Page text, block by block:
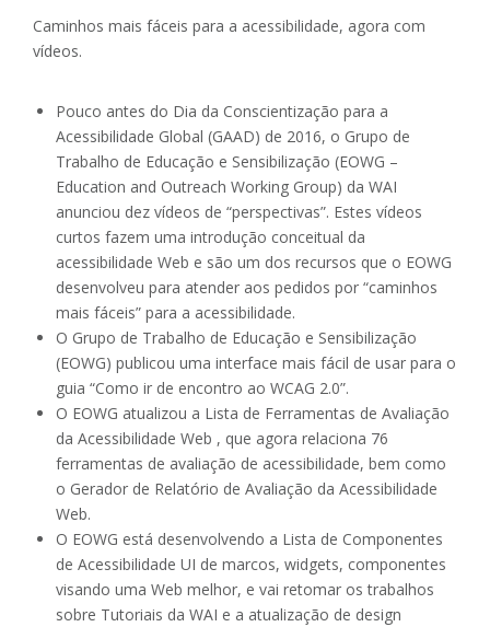
Caminhos mais fáceis para a acessibilidade, agora com
vídeos.
Pouco antes do Dia da Conscientização para a
Acessibilidade Global (GAAD) de 2016, o Grupo de
Trabalho de Educação e Sensibilização (EOWG –
Education and Outreach Working Group) da WAI
anunciou dez vídeos de “perspectivas”. Estes vídeos
curtos fazem uma introdução conceitual da
acessibilidade Web e são um dos recursos que o EOWG
desenvolveu para atender aos pedidos por “caminhos
mais fáceis” para a acessibilidade.
O Grupo de Trabalho de Educação e Sensibilização
(EOWG) publicou uma interface mais fácil de usar para o
guia “Como ir de encontro ao WCAG 2.0”.
O EOWG atualizou a Lista de Ferramentas de Avaliação
da Acessibilidade Web , que agora relaciona 76
ferramentas de avaliação de acessibilidade, bem como
o Gerador de Relatório de Avaliação da Acessibilidade
Web.
O EOWG está desenvolvendo a Lista de Componentes
de Acessibilidade UI de marcos, widgets, componentes
visando uma Web melhor, e vai retomar os trabalhos
sobre Tutoriais da WAI e a atualização de design